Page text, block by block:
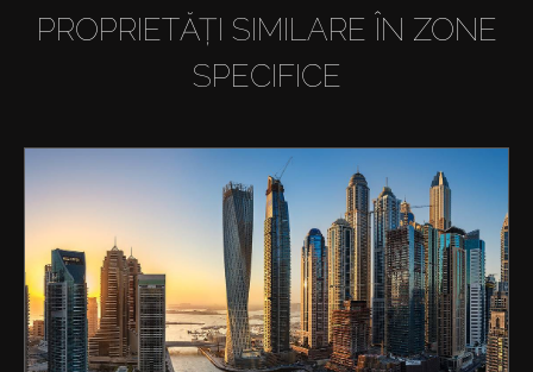
PROPRIETĂȚI SIMILARE ÎN ZONE
SPECIFICE